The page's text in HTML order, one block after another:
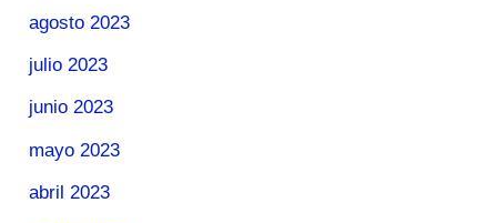
agosto 2023
julio 2023
junio 2023
mayo 2023
abril 2023